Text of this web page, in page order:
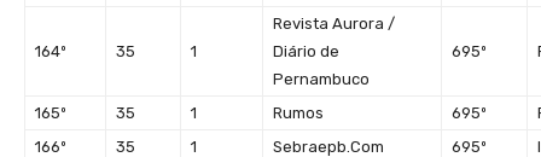
164º 35 1
Revista Aurora /
Diário de
Pernambuco
695º
165º 35 1 Rumos 695º
166º
35 1 Sebraepb.Com 695º